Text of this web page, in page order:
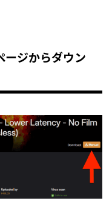
ージからダウン